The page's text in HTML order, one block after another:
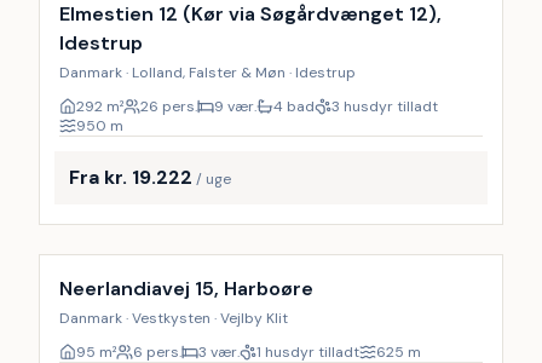
Elmestien 12 (Kør via Søgårdvænget 12),
Idestrup
Danmark · Lolland, Falster & Møn · Idestrup
292 m² 26 pers. 9 vær. 4 bad
3 husdyr tilladt
950 m
Fra kr. 19.222 / uge
Neerlandiavej 15, Harboøre
Danmark · Vestkysten · Vejlby Klit
95 m² 6 pers. 3 vær. 1 husdyr tilladt 625 m